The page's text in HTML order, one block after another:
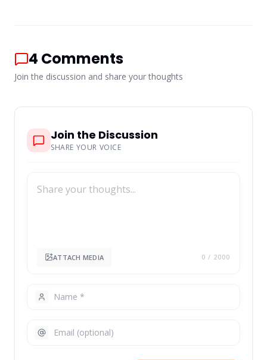
4 Comments
Join the discussion and share your thoughts
Join the Discussion
SHARE YOUR VOICE
ATTACH MEDIA 0 / 2000